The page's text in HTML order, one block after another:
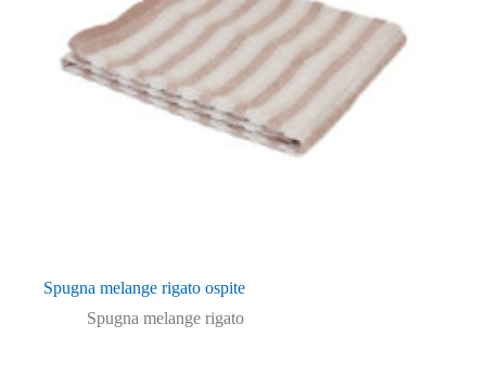
Spugna melange rigato ospite
Spugna melange rigato